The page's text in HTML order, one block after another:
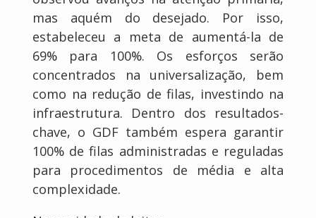
mas aquém do desejado. Por isso,
estabeleceu a meta de aumentá-la de
69% para 100%. Os esforços serão
concentrados na universalização, bem
como na redução de filas, investindo na
infraestrutura. Dentro dos resultados-
chave, o GDF também espera garantir
100% de filas administradas e reguladas
para procedimentos de média e alta
complexidade.